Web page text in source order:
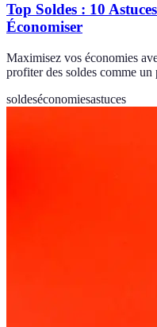
Top Soldes : 10
Économiser
Maximisez vos économies
profiter des soldes comme
soldeséconomiesastuces